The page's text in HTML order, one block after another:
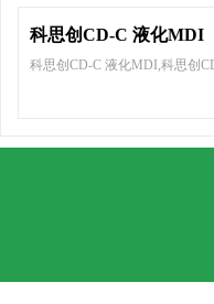
科思创CD-C 液化MDI
科思创CD-C 液化MDI,科思创